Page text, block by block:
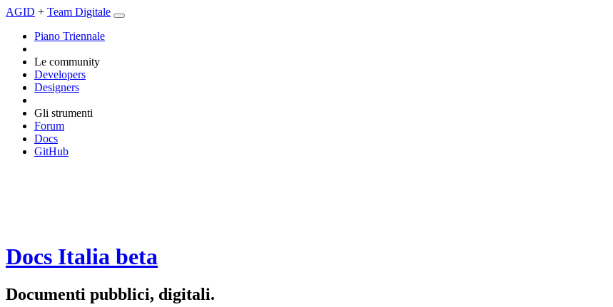
AGID + Team Digitale
Piano Triennale
Le community
Developers
Designers
Gli strumenti
Forum
Docs
GitHub
Docs Italia beta
Documenti pubblici, digitali.